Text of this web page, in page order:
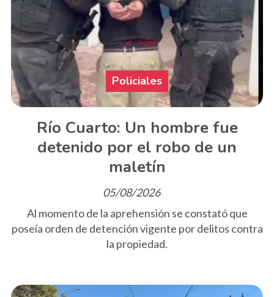
Río Cuarto: Un hombre fue
detenido por el robo de un
maletín
Policiales
05/08/2026
Al momento de la aprehensión se constató que
poseía orden de detención vigente por delitos contra
la propiedad.